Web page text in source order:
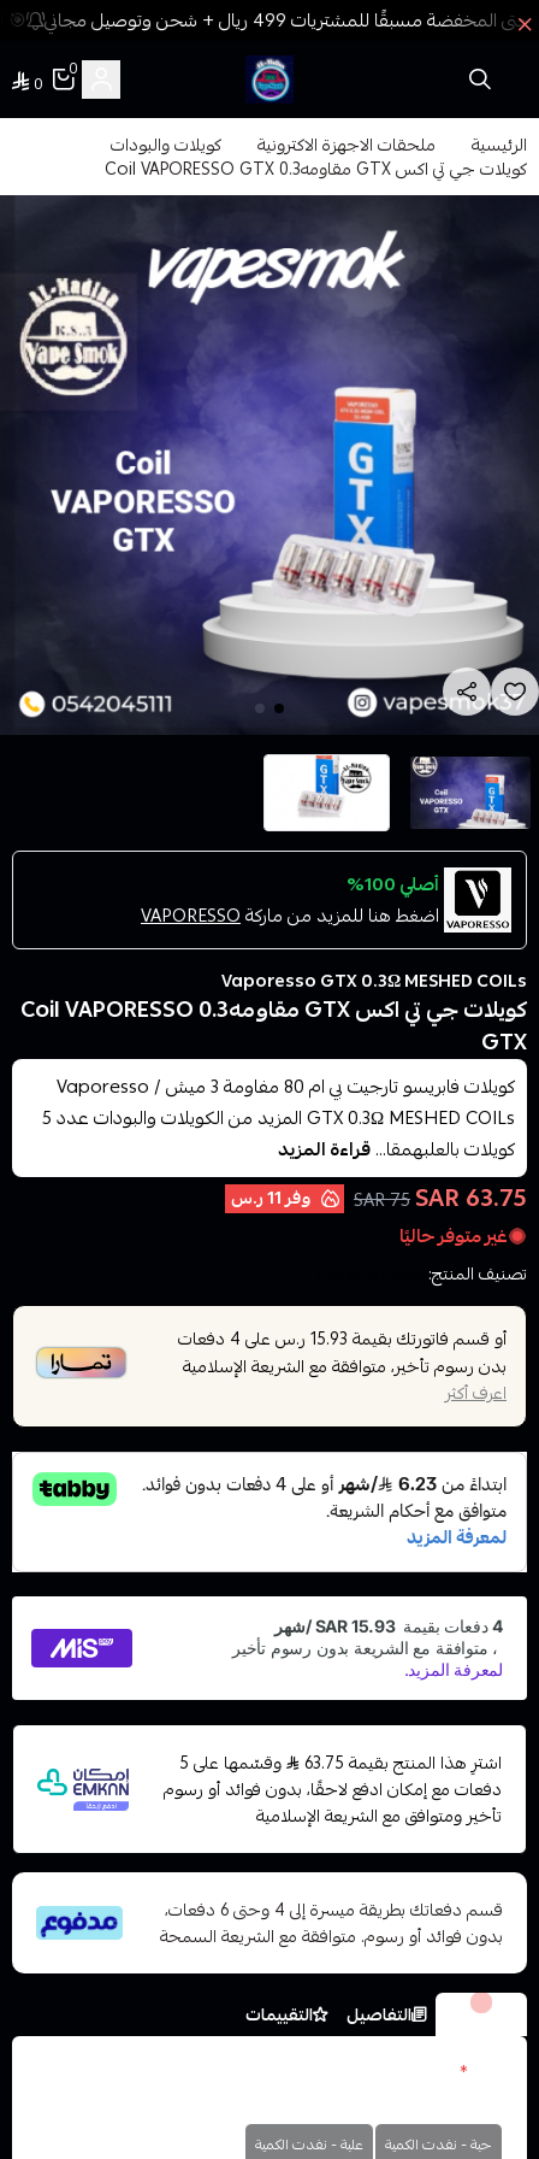
🎯
فيب المدينة
0
0
الرئيسية ملحقات الاجهزة الاكترونية كويلات والبودات
كويلات جي تي اكس GTX مقاومه0.3 Coil VAPORESSO GTX
أصلي 100%
اضغط هنا للمزيد من ماركةVAPORESSO
Vaporesso GTX 0.3Ω MESHED COILs
كويلات جي تي اكس GTX مقاومه0.3 Coil VAPORESSO
GTX
كويلات فابريسو تارجيت بي ام 80 مفاومة 3 ميش / Vaporesso
GTX 0.3Ω MESHED COILs المزيد من الكويلات والبودات عدد 5
كويلات بالعلبهمقا...قراءة المزيد
63.75 SAR
75 SAR وفر11 ر.س
غير متوفر حاليًا
تصنيف المنتج:
أو قسم فاتورتك بقيمة 15.93 ر.س على4 دفعات
بدون رسوم تأخير، متوافقة مع الشريعة الإسلامية
اعرف أكثر
اشترِ هذا المنتج بقيمة 63.75
وقسّمها على 5
دفعات مع إمكان ادفع لاحقًا، بدون فوائد أو رسوم
تأخير ومتوافق مع الشريعة الإسلامية
قسم دفعاتك بطريقة ميسرة إلى 4 وحتى 6 دفعات،
بدون فوائد أو رسوم. متوافقة مع الشريعة السمحة
الخيارات التفاصيل
التقييمات
*
حبة - نفدت الكمية علبة - نفدت الكمية